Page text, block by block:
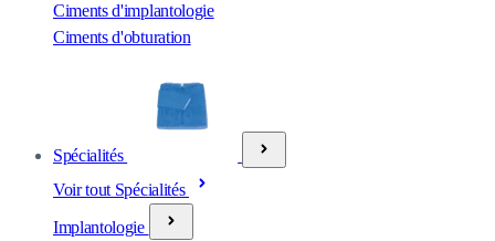
Ciments d'implantologie
Ciments d'obturation
Spécialités
Voir tout Spécialités
Implantologie